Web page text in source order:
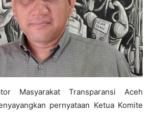
Masyarakat Transparansi Aceh
pernyataan Ketua Komite